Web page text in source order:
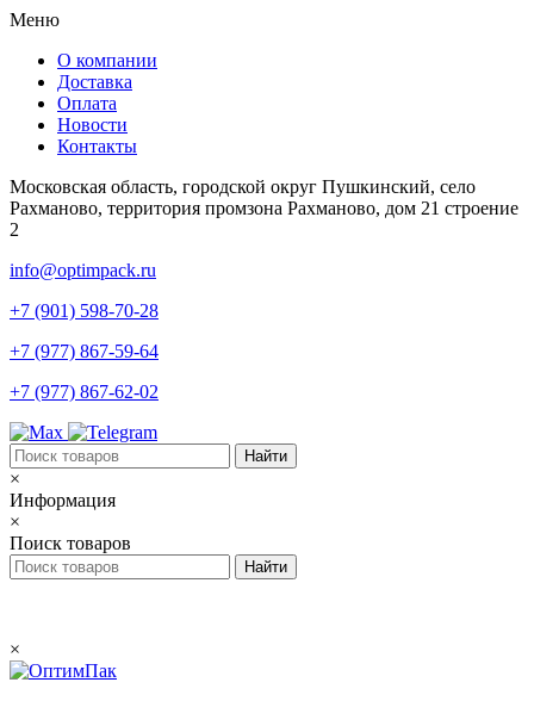
Меню
О компании
Доставка
Оплата
Новости
Контакты
Московская область, городской округ Пушкинский, село
Рахманово, территория промзона Рахманово, дом 21 строение
2
info@optimpack.ru
+7 (901) 598-70-28
+7 (977) 867-59-64
+7 (977) 867-62-02
×
Информация
×
Поиск товаров
×